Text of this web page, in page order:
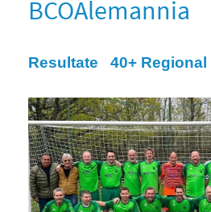
BCOAlemannia
Resultate 40+ Regional